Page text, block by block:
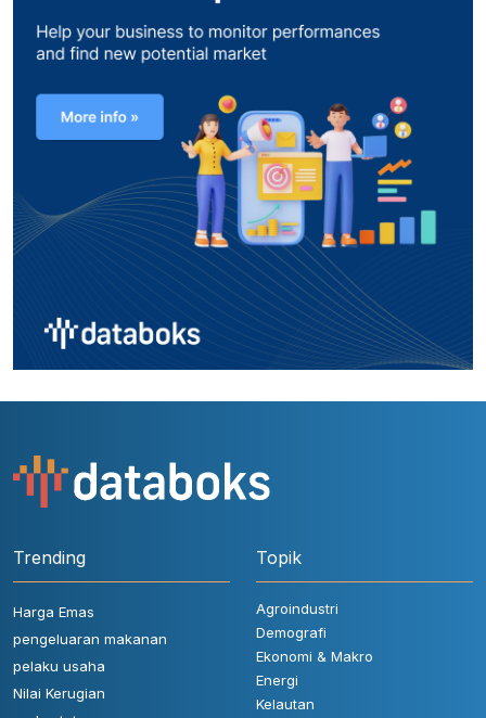
Trending
Harga Emas
pengeluaran makanan
pelaku usaha
Nilai Kerugian
Topik
Agroindustri
Demografi
Ekonomi & Makro
Energi
Kelautan